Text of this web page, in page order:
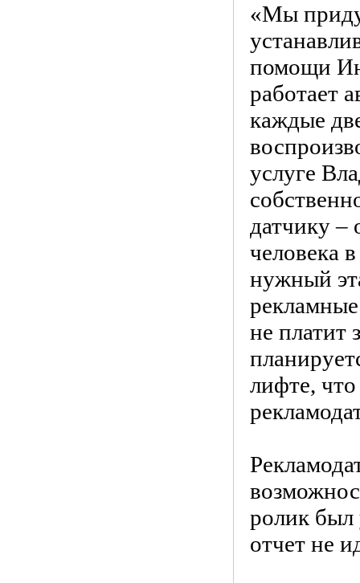
«Мы
помощи
работает
каждые
услуге
датчику –
человека
нужный
не платит
лифте,
ролик
отчет не